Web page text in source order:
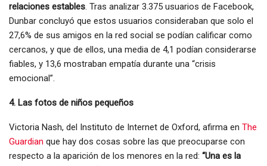
relaciones estables. Tras analizar 3.375 usuarios de Facebook,
Dunbar concluyó que estos usuarios consideraban que solo el
27,6% de sus amigos en la red social se podían calificar como
cercanos, y que de ellos, una media de 4,1 podían considerarse
fiables, y 13,6 mostraban empatía durante una “crisis
emocional”.
4. Las fotos de niños pequeños
Victoria Nash, del Instituto de Internet de Oxford, afirma en The
Guardian que hay dos cosas sobre las que preocuparse con
respecto a la aparición de los menores en la red: “Una es la